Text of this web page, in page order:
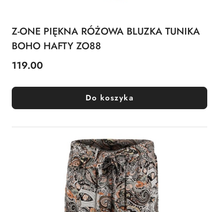
Z-ONE PIĘKNA RÓŻOWA BLUZKA TUNIKA
BOHO HAFTY ZO88
Cena:
119.00
Do koszyka